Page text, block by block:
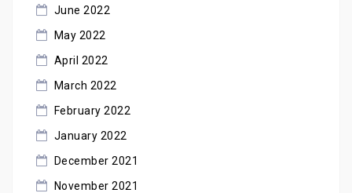
June 2022
May 2022
April 2022
March 2022
February 2022
January 2022
December 2021
November 2021